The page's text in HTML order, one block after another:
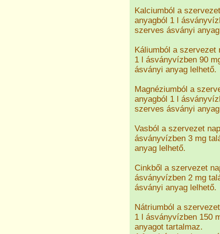
Kalciumból a
anyagból 1 l
szerves ásványi
Káliumból a szervezet
1 l ásványvízben 90
ásványi anyag lelhető.
Magnéziumból a
anyagból 1 l
szerves ásványi
Vasból a szervezet
ásványvízben 3 mg
anyag lelhető.
Cinkből a szervezet
ásványvízben 2 mg
ásványi anyag lelhető.
Nátriumból a
1 l ásványvízben 150
anyagot tartalmaz.